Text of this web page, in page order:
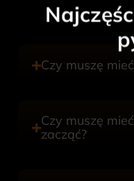
Czy muszę
Czy muszę
zacząć?